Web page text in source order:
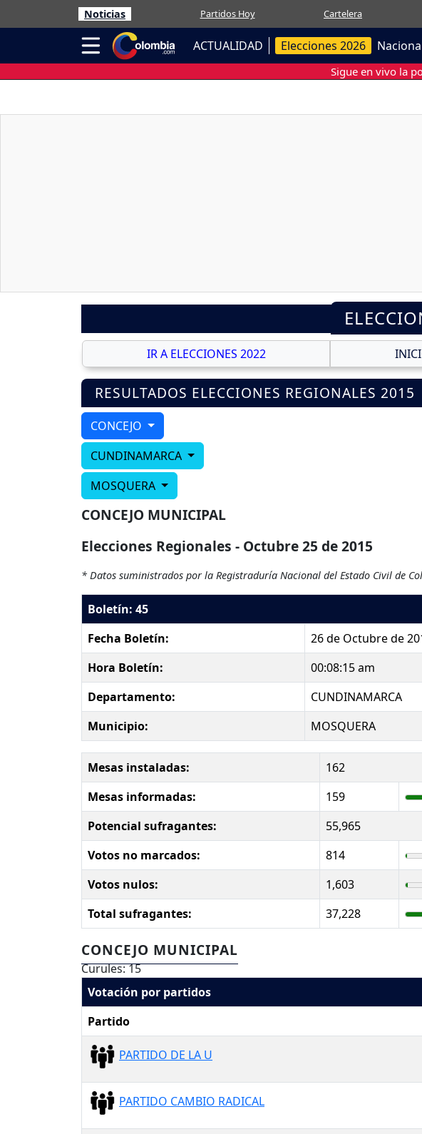
Noticias Partidos Hoy Cartelera
ACTUALIDAD Elecciones 2026
Sigue en vivo la
IR A ELECCIONES 2022
RESULTADOS ELECCIONES REGIONALES 2015
CONCEJO
CUNDINAMARCA
MOSQUERA
CONCEJO MUNICIPAL
Elecciones Regionales - Octubre 25 de 2015
* Datos suministrados por la Registraduría Nacional del Estado Civil de
Boletín: 45
Fecha Boletín:
26 de Octubre de
Hora Boletín:
00:08:15 am
Departamento:
CUNDINAMARCA
Municipio:
MOSQUERA
Mesas instaladas:
162
Mesas informadas:
159
Potencial sufragantes:
55,965
Votos no marcados:
814
Votos nulos:
1,603
Total sufragantes:
37,228
CONCEJO MUNICIPAL
Curules: 15
Votación por partidos
Partido
PARTIDO DE LA U
PARTIDO CAMBIO RADICAL